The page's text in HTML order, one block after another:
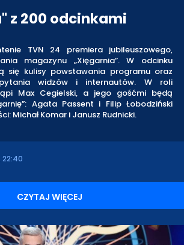
z 200 odcinkami
TVN 24 premiera jubileuszowego,
magazynu „Xięgarnia”. W odcinku
się kulisy powstawania programu oraz
widzów i internautów. W roli
Max Cegielski, a jego gośćmi będą
Agata Passent i Filip Łobodziński
Michał Komar i Janusz Rudnicki.
22:40
CZYTAJ WIĘCEJ